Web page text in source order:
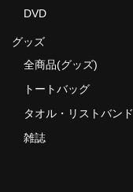
DVD
グッズ
全商品(グッズ)
トートバッグ
タオル・リストバンド
雑誌